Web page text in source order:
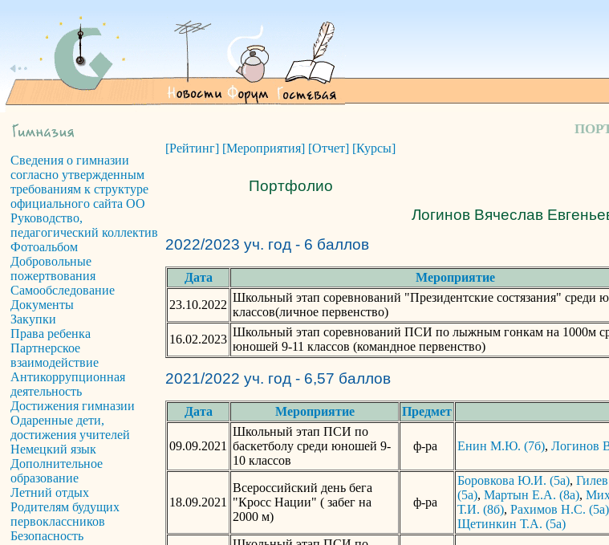
Сведения о гимназии
согласно утвержденным
требованиям к структуре
официального сайта ОО
Руководство,
педагогический коллектив
Фотоальбом
Добровольные
пожертвования
Самообследование
Документы
Закупки
Права ребенка
Партнерское
взаимодействие
Антикоррупционная
деятельность
Достижения гимназии
Одаренные дети,
достижения учителей
Немецкий язык
Дополнительное
образование
Летний отдых
Родителям будущих
первоклассников
Безопасность
[Рейтинг] [Мероприятия] [Отчет] [Курсы]
Портфолио
Логинов Вячеслав
2022/2023 уч. год - 6 баллов
Дата Мероприятие
23.10.2022
Школьный этап соревнований "Президентские состязания" среди
классов(личное первенство)
16.02.2023
Школьный этап соревнований ПСИ по лыжным гонкам на 1000м
юношей 9-11 классов (командное первенство)
2021/2022 уч. год - 6,57 баллов
Дата Мероприятие Предмет
09.09.2021
Школьный этап ПСИ по
баскетболу среди юношей 9-
10 классов
ф-ра Енин М.Ю. (7б), Логинов
18.09.2021
Всероссийский день бега
"Кросс Нации" ( забег на
2000 м)
ф-ра
Боровкова Ю.И. (5а),
(5а), Мартын Е.А. (8а),
Т.И. (8б), Рахимов Н.С. (5а)
Щетинкин Т.А. (5а)